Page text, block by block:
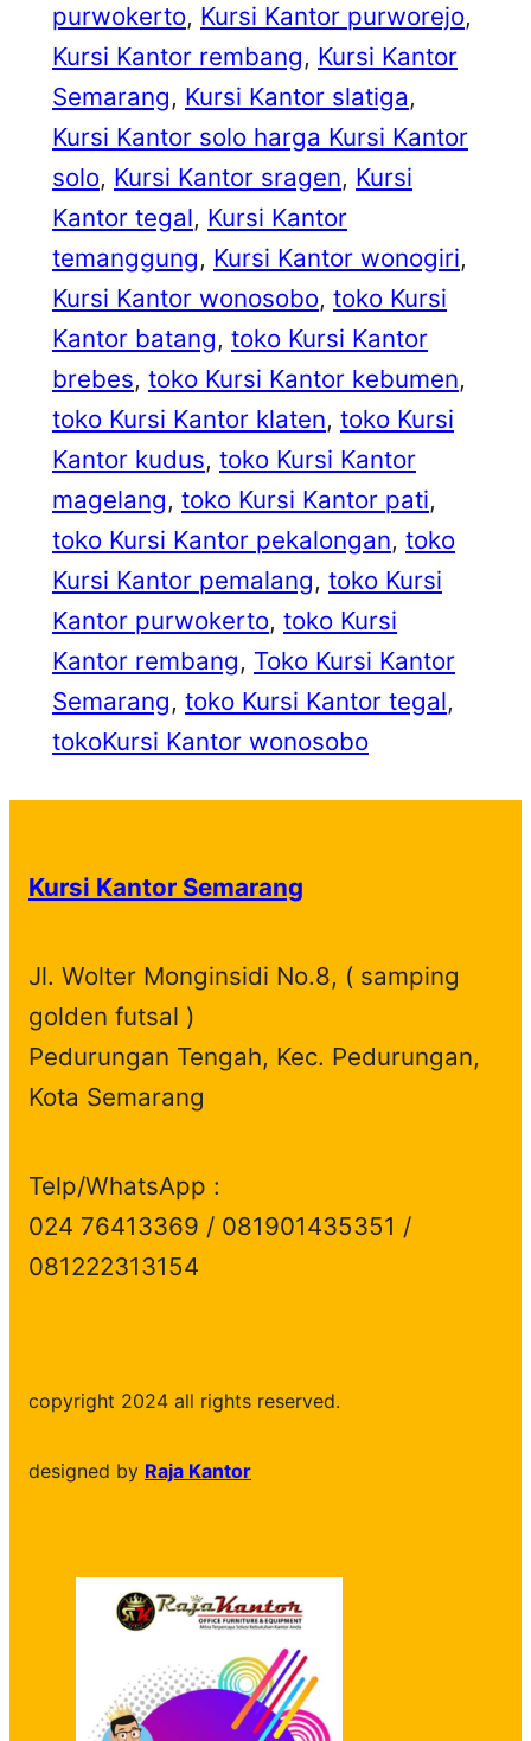
purwokerto, Kursi Kantor purworejo
Kursi Kantor rembang, Kursi Kantor
Semarang, Kursi Kantor slatiga
Kursi Kantor solo harga Kursi Kantor
solo, Kursi Kantor sragen, Kursi
Kantor tegal, Kursi Kantor
temanggung, Kursi Kantor wonogiri
Kursi Kantor wonosobo, toko Kursi
Kantor batang, toko Kursi Kantor
brebes, toko Kursi Kantor kebumen
toko Kursi Kantor klaten, toko Kursi
Kantor kudus, toko Kursi Kantor
magelang, toko Kursi Kantor pati
toko Kursi Kantor pekalongan, toko
Kursi Kantor pemalang, toko Kursi
Kantor purwokerto, toko Kursi
Kantor rembang, Toko Kursi Kantor
Semarang, toko Kursi Kantor tegal
tokoKursi Kantor wonosobo
Kursi Kantor Semarang
Jl. Wolter Monginsidi No.8, ( samping
golden futsal )
Pedurungan Tengah, Kec. Pedurungan,
Kota Semarang
Telp/WhatsApp :
024 76413369 / 081901435351 /
081222313154
copyright 2024 all rights reserved.
designed by Raja Kantor